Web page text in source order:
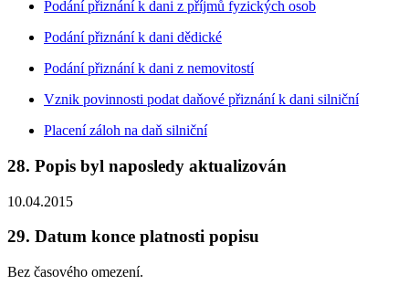
Podání přiznání k dani z příjmů fyzických osob
Podání přiznání k dani dědické
Podání přiznání k dani z nemovitostí
Vznik povinnosti podat daňové přiznání k dani silniční
Placení záloh na daň silniční
28. Popis byl naposledy aktualizován
10.04.2015
29. Datum konce platnosti popisu
Bez časového omezení.